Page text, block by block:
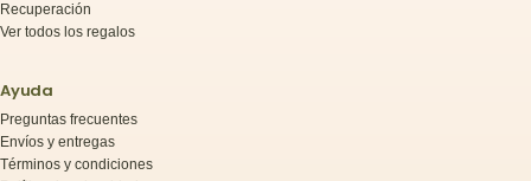
Recuperación
Ver todos los regalos
Ayuda
Preguntas frecuentes
Envíos y entregas
Términos y condiciones